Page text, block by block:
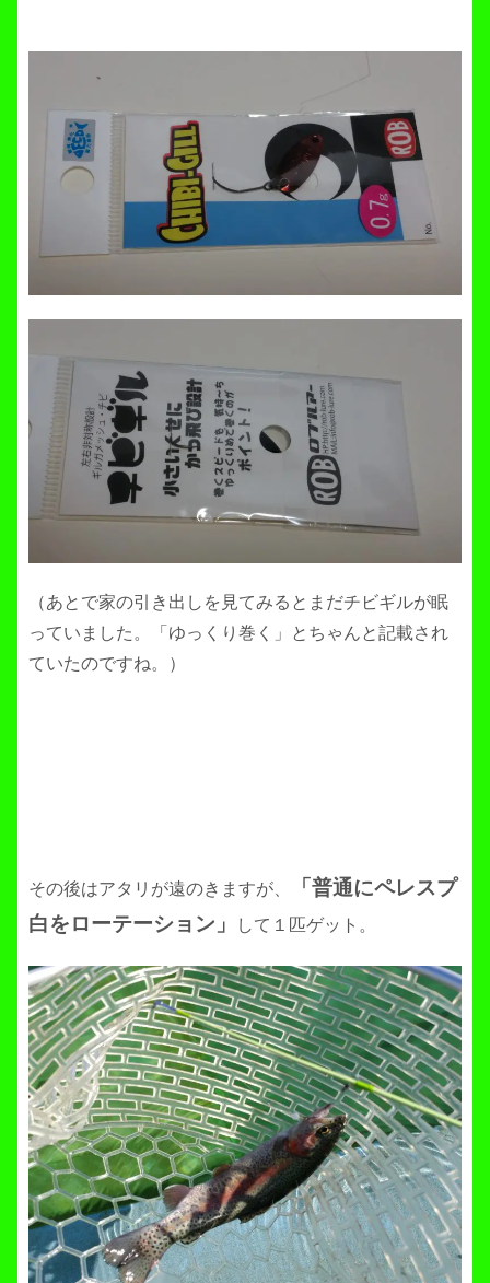
（あとで家の引き出しを見てみるとまだチビギルが眠
っていました。「ゆっくり巻く」とちゃんと記載され
ていたのですね。）
その後はアタリが遠のきますが、
「普通にペレスプ
白をローテーション」
して１匹ゲット。